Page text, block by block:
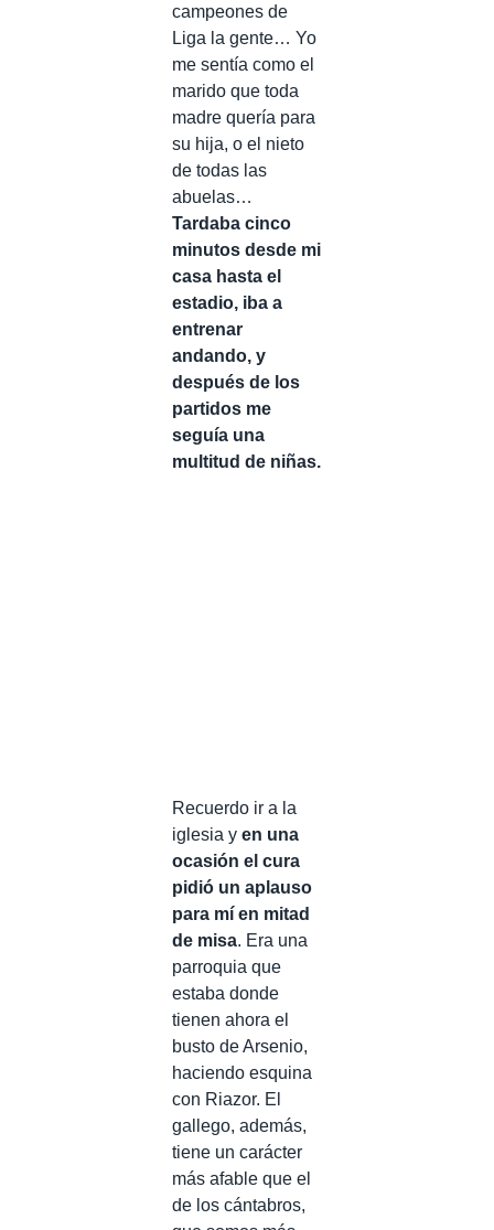
campeones de
Liga la gente… Yo
me sentía como el
marido que toda
madre quería para
su hija, o el nieto
de todas las
abuelas…
Tardaba cinco
minutos desde mi
casa hasta el
estadio, iba a
entrenar
andando, y
después de los
partidos me
seguía una
multitud de niñas.
Recuerdo ir a la
iglesia y en una
ocasión el cura
pidió un aplauso
para mí en mitad
de misa. Era una
parroquia que
estaba donde
tienen ahora el
busto de Arsenio,
haciendo esquina
con Riazor. El
gallego, además,
tiene un carácter
más afable que el
de los cántabros,